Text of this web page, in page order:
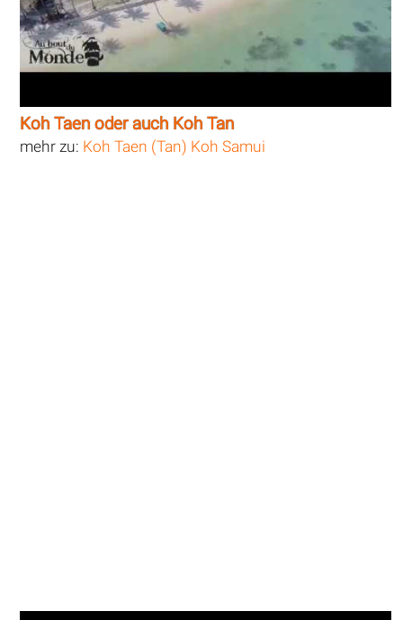
Koh Taen oder auch Koh Tan
mehr zu: Koh Taen (Tan) Koh Samui